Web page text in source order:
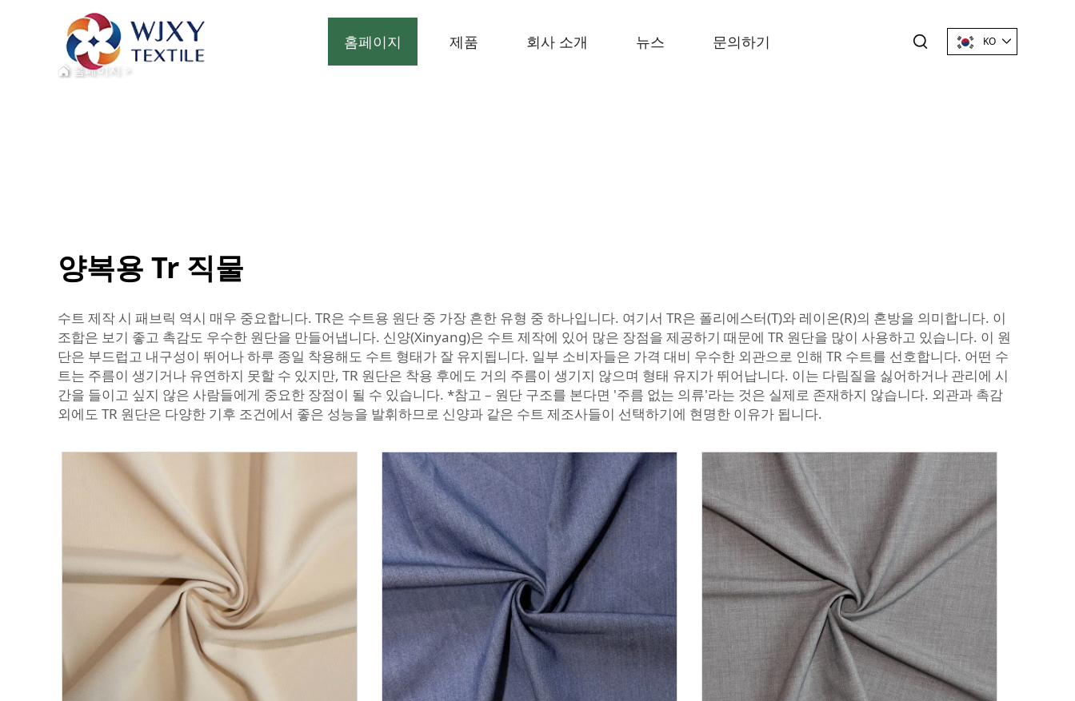
홈페이지 제품 회사 소개 뉴스 문의하기 KO
홈페이지 >
양복용 Tr 직물
수트 제작 시 패브릭 역시 매우 중요합니다. TR은 수트용 원단 중 가장 흔한 유형 중 하나입니다. 여기서 TR은 폴리에스터(T)와 레이온(R)의 혼방을 의미합니다. 이
조합은 보기 좋고 촉감도 우수한 원단을 만들어냅니다. 신양(Xinyang)은 수트 제작에 있어 많은 장점을 제공하기 때문에 TR 원단을 많이 사용하고 있습니다. 이 원
단은 부드럽고 내구성이 뛰어나 하루 종일 착용해도 수트 형태가 잘 유지됩니다. 일부 소비자들은 가격 대비 우수한 외관으로 인해 TR 수트를 선호합니다. 어떤 수
트는 주름이 생기거나 유연하지 못할 수 있지만, TR 원단은 착용 후에도 거의 주름이 생기지 않으며 형태 유지가 뛰어납니다. 이는 다림질을 싫어하거나 관리에 시
간을 들이고 싶지 않은 사람들에게 중요한 장점이 될 수 있습니다. *참고 – 원단 구조를 본다면 '주름 없는 의류'라는 것은 실제로 존재하지 않습니다. 외관과 촉감
외에도 TR 원단은 다양한 기후 조건에서 좋은 성능을 발휘하므로 신양과 같은 수트 제조사들이 선택하기에 현명한 이유가 됩니다.